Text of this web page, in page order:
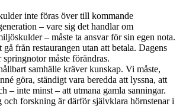
inte föras över till kommande
– vare sig det handlar om
– måste ta ansvar för sin egen nota.
från restaurangen utan att betala. Dagens
måste förändras.
samhälle kräver kunskap. Vi måste,
göra, ständigt vara beredda att lyssna, att
– inte minst – att utmana gamla sanningar.
forskning är därför självklara hörnstenar i